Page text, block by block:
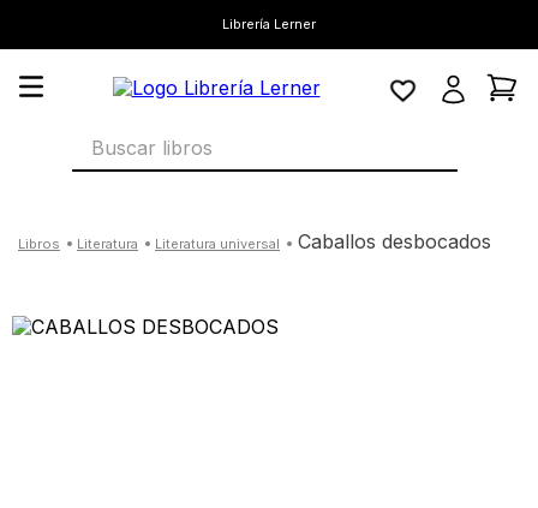
Librería Lerner
Buscar libros
literatura literatura universal caballos desbocados